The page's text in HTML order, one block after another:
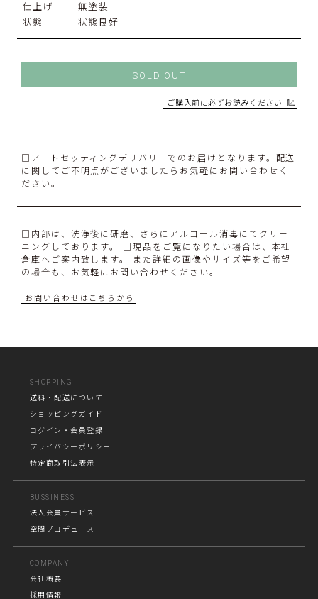
仕上げ
無塗装
状態
状態良好
SOLD OUT
ご購入前に必ずお読みください
□アートセッティングデリバリーでのお届けとなります。配送
に関してご不明点がございましたらお気軽にお問い合わせく
ださい。
□内部は、洗浄後に研磨、さらにアルコール消毒にてクリー
ニングしております。 □現品をご覧になりたい場合は、本社
倉庫へご案内致します。 また詳細の画像やサイズ等をご希望
の場合も、お気軽にお問い合わせください。
お問い合わせはこちらから
SHOPPING
送料・配送について
ショッピングガイド
ログイン・会員登録
プライバシーポリシー
特定商取引法表示
BUSSINESS
法人会員サービス
空間プロデュース
COMPANY
会社概要
採用情報